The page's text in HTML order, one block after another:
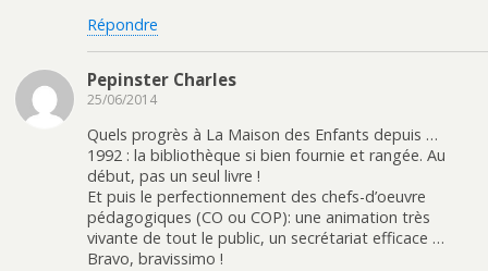
Répondre
Pepinster Charles
25/06/2014
Quels progrès à La Maison des Enfants depuis …
1992 : la bibliothèque si bien fournie et rangée. Au
début, pas un seul livre !
Et puis le perfectionnement des chefs-d’oeuvre
pédagogiques (CO ou COP): une animation très
vivante de tout le public, un secrétariat efficace …
Bravo, bravissimo !